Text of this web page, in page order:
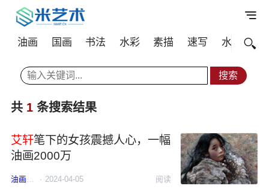
油画 国画 书法 水彩 素描 速写 水粉
共 1 条搜索结果
艾轩笔下的女孩震撼人心，一幅
油画2000万
油画艾轩· 2024-04-05 阅读